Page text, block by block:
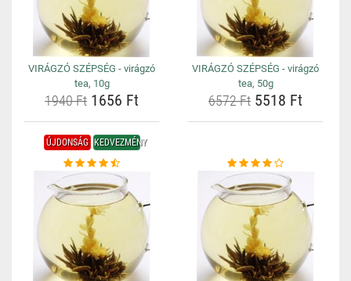
VIRÁGZÓ SZÉPSÉG - virágzó
tea, 10g
1940 Ft 1656 Ft
VIRÁGZÓ SZÉPSÉG - virágzó
tea, 50g
6572 Ft 5518 Ft
ÚJDONSÁG KEDVEZMÉNY